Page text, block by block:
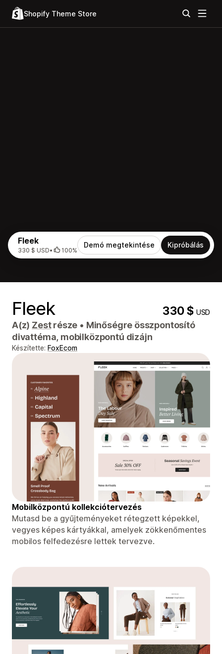
Shopify Theme Store
Fleek
330 $ USD• 100%
Demó megtekintése Kipróbálás
Fleek 330 $USD
A(z) Zestrésze • Minőségre összpontosító
divattéma, mobilközpontú dizájn
Készítette: FoxEcom
Mobilközpontú kollekciótervezés
Mutasd be a gyűjteményeket rétegzett képekkel,
vegyes képes kártyákkal, amelyek zökkenőmentes
mobilos felfedezésre lettek tervezve.